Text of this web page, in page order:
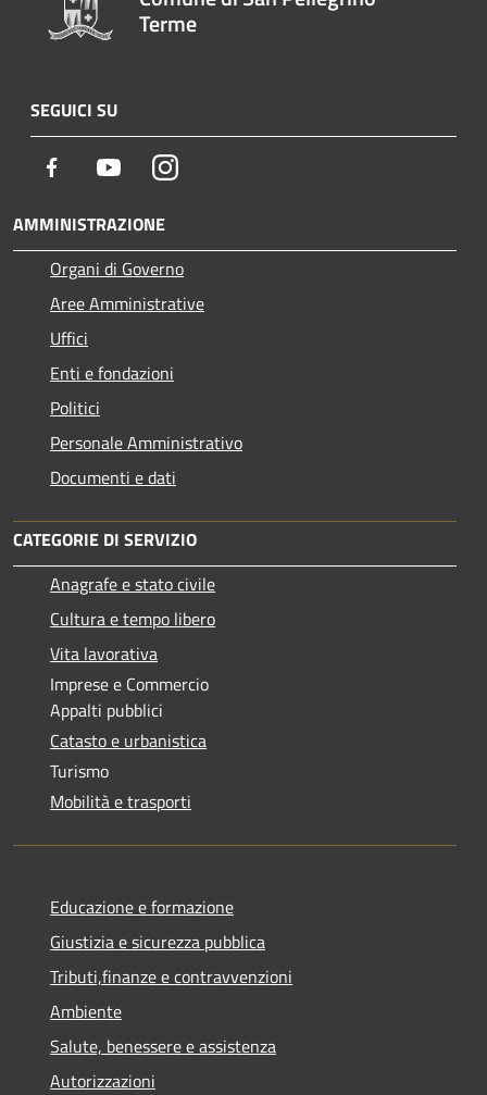
Terme
SEGUICI SU
Facebook YoutubeInstagram
AMMINISTRAZIONE
Organi di Governo
Aree Amministrative
Uffici
Enti e fondazioni
Politici
Personale Amministrativo
Documenti e dati
CATEGORIE DI SERVIZIO
Anagrafe e stato civile
Cultura e tempo libero
Vita lavorativa
Imprese e Commercio
Appalti pubblici
Catasto e urbanistica
Turismo
Mobilità e trasporti
Educazione e formazione
Giustizia e sicurezza pubblica
Tributi,finanze e contravvenzioni
Ambiente
Salute, benessere e assistenza
Autorizzazioni